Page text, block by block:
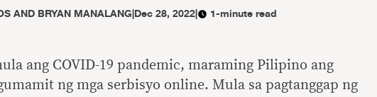
AND BRYAN MANALANG|Dec 28, 2022| 1-minute read
ang COVID-19 pandemic, maraming Pilipino ang
ng mga serbisyo online. Mula sa pagtanggap ng